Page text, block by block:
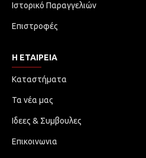
Ιστορικό Παραγγελιών
Επιστροφές
Η ΕΤΑΙΡΕΙΑ
Καταστήματα
Τα νέα μας
Ιδεες & Συμβουλες
Επικοινωνια